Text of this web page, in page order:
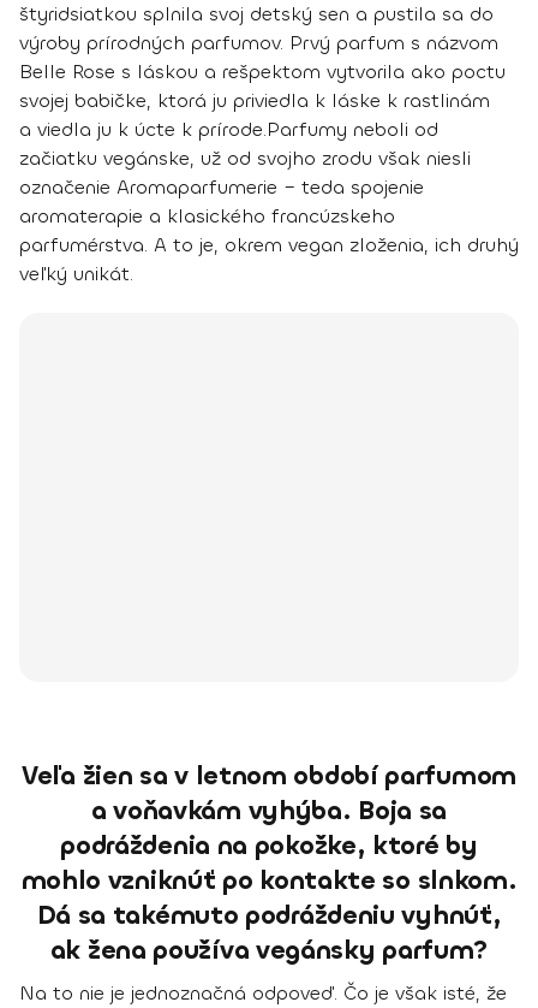
štyridsiatkou splnila svoj detský sen a pustila sa do
výroby prírodných parfumov. Prvý parfum s názvom
Belle Rose s láskou a rešpektom vytvorila ako poctu
svojej babičke, ktorá ju priviedla k láske k rastlinám
a viedla ju k úcte k prírode.Parfumy neboli od
začiatku vegánske, už od svojho zrodu však niesli
označenie Aromaparfumerie – teda spojenie
aromaterapie a klasického francúzskeho
parfumérstva. A to je, okrem vegan zloženia, ich druhý
veľký unikát.
Veľa žien sa v letnom období parfumom
a voňavkám vyhýba. Boja sa
podráždenia na pokožke, ktoré by
mohlo vzniknúť po kontakte so slnkom.
Dá sa takémuto podráždeniu vyhnúť,
ak žena používa vegánsky parfum?
Na to nie je jednoznačná odpoveď. Čo je však isté, že